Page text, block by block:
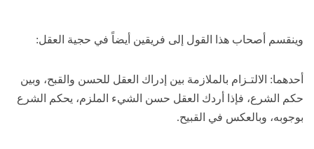
وينقسم أصحاب هذا القول إلى فريقين أيضاً في حجية العقل:
أحدهما: الالتـزام بالملازمة بين إدراك العقل للحسن والقبح، وبين
حكم الشرع، فإذا أردك العقل حسن الشيء الملزم، يحكم الشرع
بوجوبه، وبالعكس في القبيح.